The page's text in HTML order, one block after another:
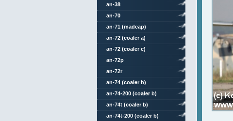
an-38
an-70
an-71 (madcap)
an-72 (coaler a)
an-72 (coaler c)
an-72p
an-72r
an-74 (coaler b)
an-74-200 (coaler b)
an-74t (coaler b)
an-74t-200 (coaler b)